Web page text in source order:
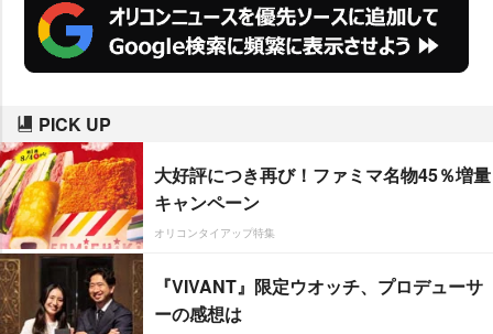
PICK UP
大好評につき再び！ファミマ名物45％増量
キャンペーン
オリコンタイアップ特集
『VIVANT』限定ウオッチ、プロデューサ
ーの感想は